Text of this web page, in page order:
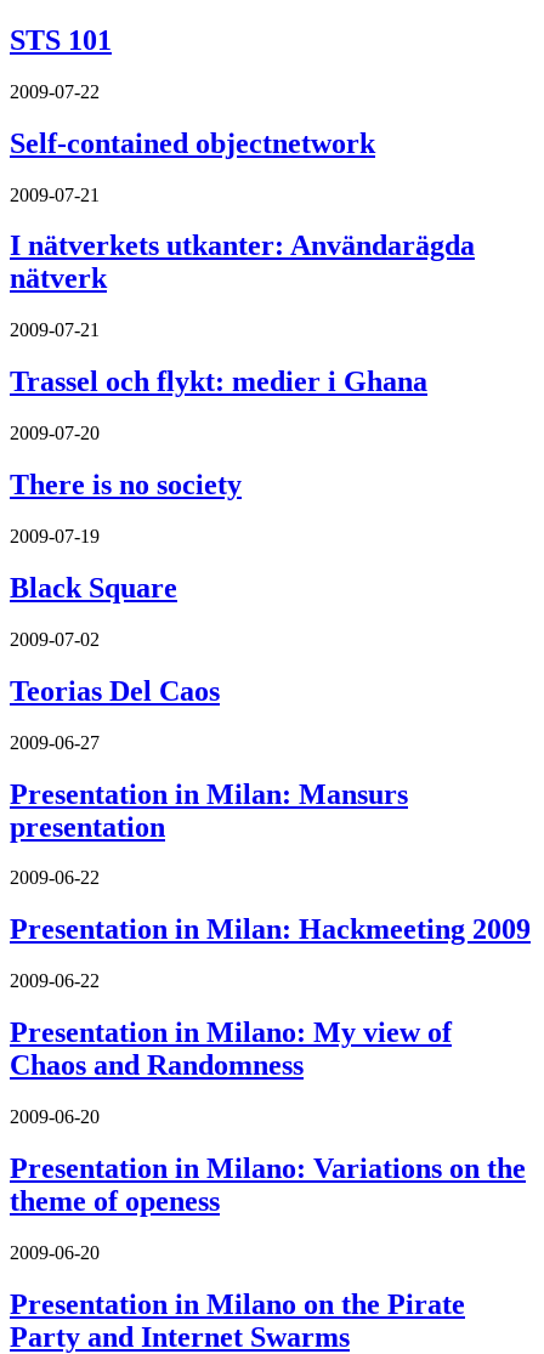
STS 101
2009-07-22
Self-contained objectnetwork
2009-07-21
I nätverkets utkanter: Användarägda
nätverk
2009-07-21
Trassel och flykt: medier i Ghana
2009-07-20
There is no society
2009-07-19
Black Square
2009-07-02
Teorias Del Caos
2009-06-27
Presentation in Milan: Mansurs
presentation
2009-06-22
Presentation in Milan: Hackmeeting 2009
2009-06-22
Presentation in Milano: My view of
Chaos and Randomness
2009-06-20
Presentation in Milano: Variations on the
theme of openess
2009-06-20
Presentation in Milano on the Pirate
Party and Internet Swarms